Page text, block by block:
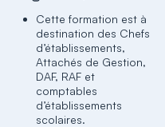
Cette formation est à
destination des Chefs
d’établissements,
Attachés de Gestion,
DAF, RAF et
comptables
d’établissements
scolaires.